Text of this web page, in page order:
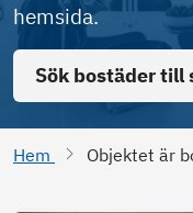
hemsida.
Sök bostäder till
Hem Objektet är